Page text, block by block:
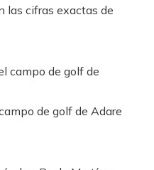
las cifras exactas de
de golf de Adare